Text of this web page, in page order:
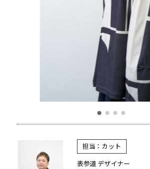
担当：カット
表参道 デザイナー